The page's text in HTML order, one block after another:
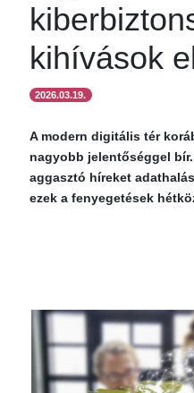
kihívások
2026.03.19.
A modern digitális tér
nagyobb jelentőséggel
aggasztó híreket
ezek a fenyegetések